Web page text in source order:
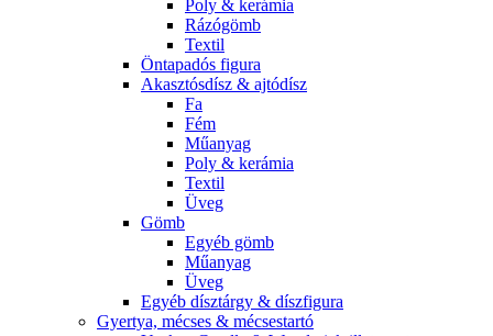
Poly & kerámia
Rázógömb
Textil
Öntapadós figura
Akasztósdísz & ajtódísz
Fa
Fém
Műanyag
Poly & kerámia
Textil
Üveg
Gömb
Egyéb gömb
Műanyag
Üveg
Egyéb dísztárgy & díszfigura
Gyertya, mécses & mécsestartó